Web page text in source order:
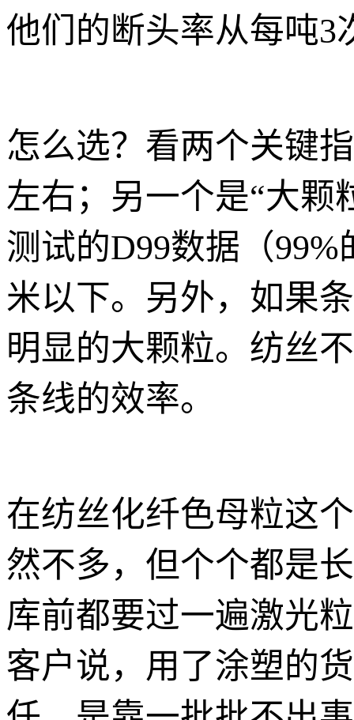
他们的断头率从每吨3
怎么选？看两个关键
左右；另一个是“大颗
测试的D99数据（
米以下。另外，如果
明显的大颗粒。纺丝
条线的效率。
在纺丝化纤色母粒这
然不多，但个个都是
库前都要过一遍激光
客户说，用了涂塑的